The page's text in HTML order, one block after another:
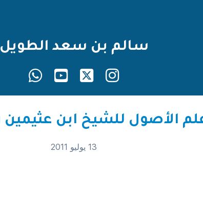
سالم بن سعد الطويل
13 يوليو 2011